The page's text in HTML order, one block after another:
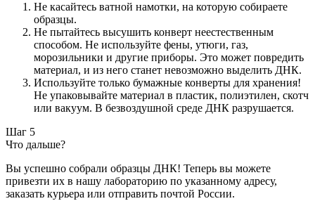
Не касайтесь ватной намотки, на которую собираете
образцы.
Не пытайтесь высушить конверт неестественным
способом. Не используйте фены, утюги, газ,
морозильники и другие приборы. Это может повредить
материал, и из него станет невозможно выделить ДНК.
Используйте только бумажные конверты для хранения!
Не упаковывайте материал в пластик, полиэтилен, скотч
или вакуум. В безвоздушной среде ДНК разрушается.
Шаг 5
Что дальше?
Вы успешно собрали образцы ДНК! Теперь вы можете
привезти их в нашу лабораторию по указанному адресу,
заказать курьера или отправить почтой России.